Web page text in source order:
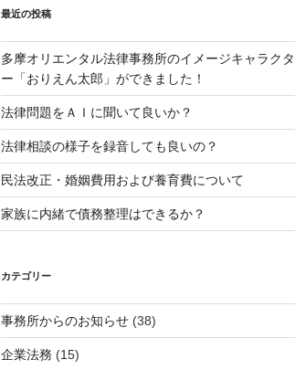
最近の投稿
多摩オリエンタル法律事務所のイメージキャラクタ
ー「おりえん太郎」ができました！
法律問題をＡＩに聞いて良いか？
法律相談の様子を録音しても良いの？
民法改正・婚姻費用および養育費について
家族に内緒で債務整理はできるか？
カテゴリー
事務所からのお知らせ(38)
企業法務 (15)